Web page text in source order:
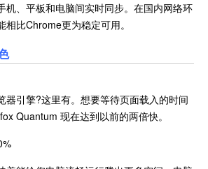
机、平板和电脑间实时同步。在国内网络环
比Chrome更为稳定可用。
器引擎?这里有。想要等待页面载入的时间
Quantum 现在达到以前的两倍快。